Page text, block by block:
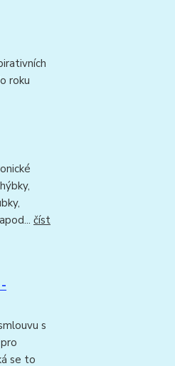
roku
číst
s
se to